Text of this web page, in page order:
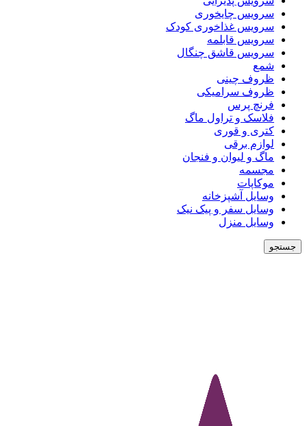
سرویس چایخوری
سرویس غذاخوری کودک
سرویس قابلمه
سرویس قاشق چنگال
شمع
ظروف چینی
ظروف سرامیکی
فرنچ پرس
فلاسک و تراول ماگ
کتری و قوری
لوازم برقی
ماگ و لیوان و فنجان
مجسمه
موکاپات
وسایل آشپزخانه
وسایل سفر و پیک نیک
وسایل منزل
جستجو